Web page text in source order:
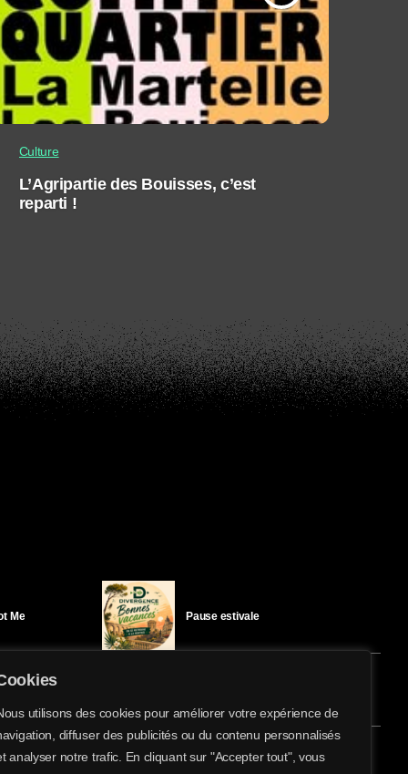
utilisons des cookies pour améliorer votre expérience de
diffuser des publicités ou du contenu personnalisés
analyser notre trafic. En cliquant sur "Accepter tout", vous
share
email
Culture
L’Agripartie des Bouisses, c’est
reparti !
Me
Bay
Pause estivale
Ici l’Ombre – mardi 28 juillet